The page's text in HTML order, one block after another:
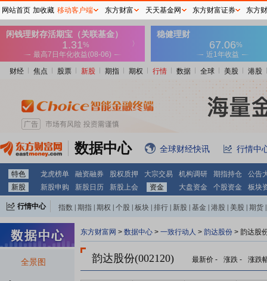
财经 焦点 股票 新股 期指 期权 行情 数据 全球 美股 港股
数据中心 全球财经快讯 行情中
特色 龙虎榜单 融资融券 股权质押 大宗交易 机构调研 期指持仓
公告
新股
新股申购 新股日历 新股上会 资金 大盘资金 个股资金 板块
行情中心 指数 期指 期权 个股 板块 排行 新股 基金 港股 美股 期货
全景图
东方财富网 > 数据中心 > 一致行动人 > 韵达股份 > 韵达股
韵达股份(002120) 最新价 - 涨跌 - 涨跌
网站首页 加收藏 移动客户端 东方财富 天天基金网 东方财富证券 东方